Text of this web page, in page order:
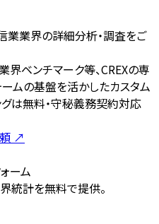
業業界の詳細分析・調査をご
界ベンチマーク等、CREXの専
ムの基盤を活かしたカスタム
は無料・守秘義務契約対応
↗
ーム
統計を無料で提供。